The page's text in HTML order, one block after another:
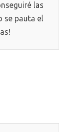
las
se pauta el